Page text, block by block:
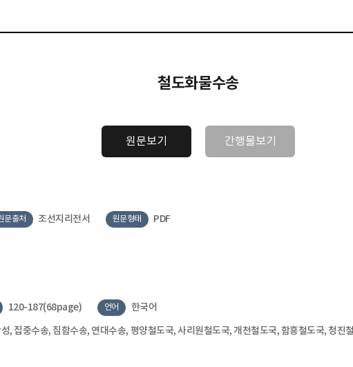
철도화물수송
원문보기 간행물보기
문출처 조선지리전서 원문형태 PDF
120-187(68page) 언어 한국어
, 집중수송, 짐함수송, 연대수송, 평양철도국, 사리원철도국, 개천철도국, 함흥철도국, 청진